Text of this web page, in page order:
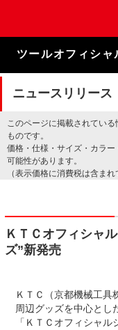
ま
キ
ツールオフィシャ
ニュースリリース
このページに掲載されてい
ものです。
価格・仕様・サイズ・カラ
可能性があります。
（表示価格に消費税は含まれ
ＫＴＣオフィシャ
ズ”新発売
ＫＴＣ（京都機械工具
周辺グッズを中心とし
「ＫＴＣオフィシャル